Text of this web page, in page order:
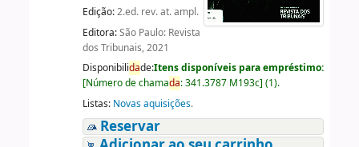
Edição:2.ed. rev. at. ampl.
Editora:São Paulo: Revista
dos Tribunais, 2021
Disponibilidade:Itens disponíveis para empréstimo:
[Número de chamada:341.3787 M193c] (1).
Listas: Novas aquisições.
Reservar